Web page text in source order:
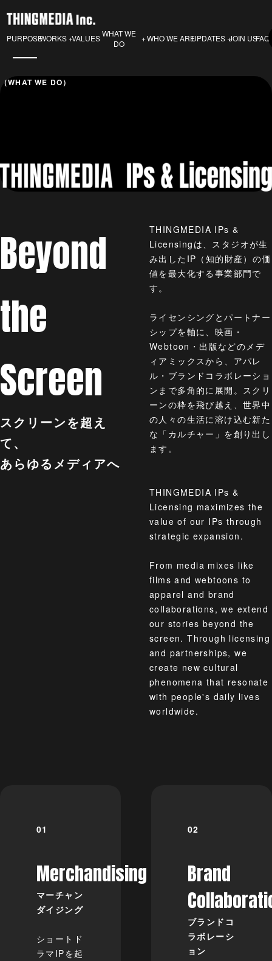
PURPOSEWORKS VALUES WHAT WE
DO
WHO WE AREUPDATES JOIN USFAQ
（WHAT WE DO）
Beyond
the
Screen
スクリーンを超え
て、
あらゆるメディアへ
THINGMEDIA IPs &
Licensingは、スタジオが生
み出したIP（知的財産）の価
値を最大化する事業部門で
す。
ライセンシングとパートナー
シップを軸に、映画・
Webtoon・出版などのメデ
ィアミックスから、アパレ
ル・ブランドコラボレーショ
ンまで多角的に展開。スクリ
ーンの枠を飛び越え、世界中
の人々の生活に溶け込む新た
な「カルチャー」を創り出し
ます。
THINGMEDIA IPs &
Licensing maximizes the
value of our IPs through
strategic expansion.
From media mixes like
films and webtoons to
apparel and brand
collaborations, we extend
our stories beyond the
screen. Through licensing
and partnerships, we
create new cultural
phenomena that resonate
with people's daily lives
worldwide.
マーチャン
ダイジング
Merchandising
ショートド
ラマIPを起
ブランドコ
ラボレーシ
ョン
Brand